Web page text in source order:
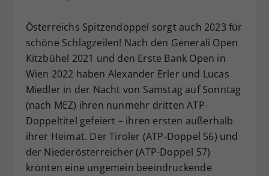
Österreichs Spitzendoppel sorgt auch 2023 für
schöne Schlagzeilen! Nach den Generali Open
Kitzbühel 2021 und den Erste Bank Open in
Wien 2022 haben Alexander Erler und Lucas
Miedler in der Nacht von Samstag auf Sonntag
(nach MEZ) ihren nunmehr dritten ATP-
Doppeltitel gefeiert – ihren ersten außerhalb
ihrer Heimat. Der Tiroler (ATP-Doppel 56) und
der Niederösterreicher (ATP-Doppel 57)
krönten eine ungemein beeindruckende
Zweck
Einstellungen. Unter anderem eine
zufällig generierte ID, für die
historische Speicherung Ihrer
vorgenommen Einstellungen, falls der
Webseiten-Betreiber dies eingestellt
hat.